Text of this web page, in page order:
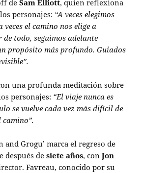
deSam Elliott, quien reflexiona
personajes: “A veces elegimos
veces el camino nos elige a
de todo, seguimos adelante
propósito más profundo. Guiados
una profunda meditación sobre
personajes: “El viaje nunca es
se vuelve cada vez más difícil de
camino”.
and Grogu’ marca el regreso de
después desiete años, conJon
Favreau, conocido por su